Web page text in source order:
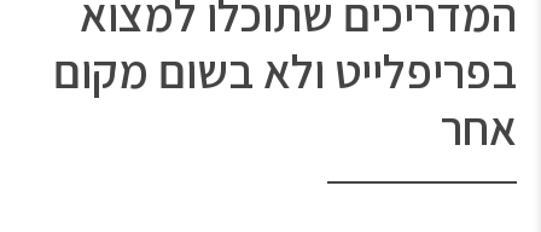
המדריכים שתוכלו למצוא
בפריפלייט ולא בשום מקום
אחר